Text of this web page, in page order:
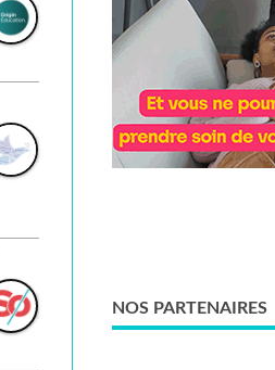
NOS PARTENAIRES